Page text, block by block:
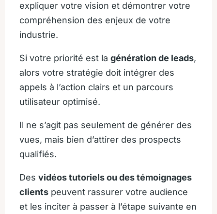
expliquer votre vision et démontrer votre
compréhension des enjeux de votre
industrie.
Si votre priorité est la génération de leads,
alors votre stratégie doit intégrer des
appels à l’action clairs et un parcours
utilisateur optimisé.
Il ne s’agit pas seulement de générer des
vues, mais bien d’attirer des prospects
qualifiés.
Des vidéos tutoriels ou des témoignages
clients peuvent rassurer votre audience
et les inciter à passer à l’étape suivante en